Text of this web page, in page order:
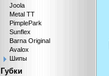
Joola
Metal TT
PimplePark
Sunflex
Barna Original
Avalox
Шипы
Губки